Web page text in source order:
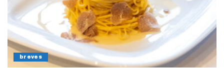
breves